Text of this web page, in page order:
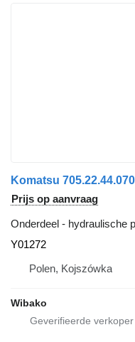
Komatsu
Prijs op aanvraag
Onderdeel - hydraulische
Y01272
Polen, Kojszówka
Wibako